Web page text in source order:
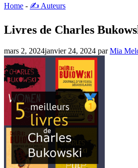
Home - ✍️ Auteurs
Livres de Charles
mars 2, 2024janvier 24, 2024 parMia